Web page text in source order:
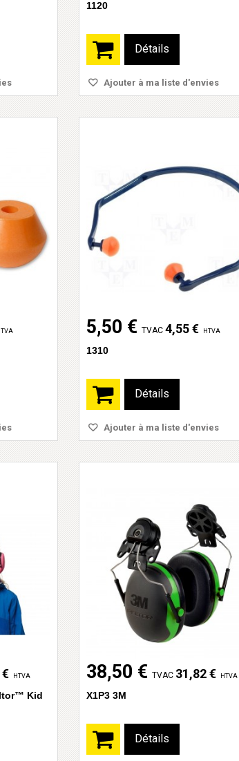
1120
Détails
Ajouter à ma liste d'envies
5,50 € TVAC 4,55 € HTVA
1310
Détails
Ajouter à ma liste d'envies
HTVA
Kid
38,50 € TVAC 31,82 € HTVA
X1P3 3M
Détails